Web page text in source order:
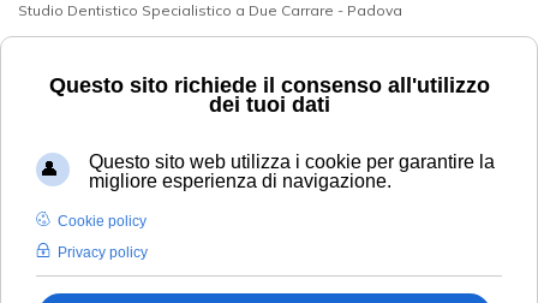
Studio Dentistico Specialistico a Due Carrare - Padova
Le Prestazioni